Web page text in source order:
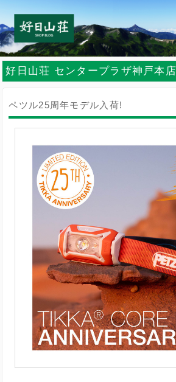
好日山荘 センタープラザ神戸本店
ペツル25周年モデル入荷!